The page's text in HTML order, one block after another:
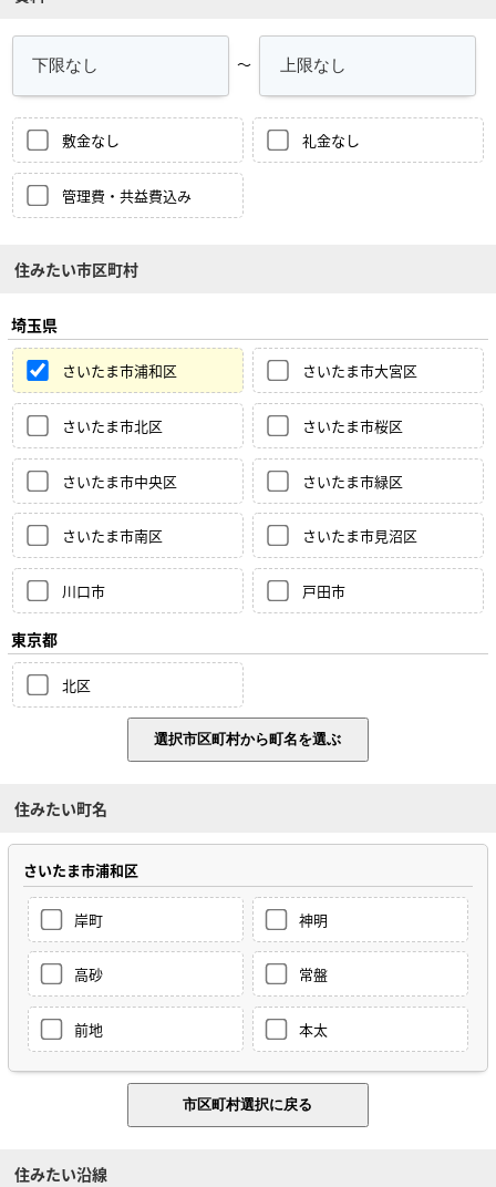
～
敷金なし 礼金なし
管理費・共益費込み
住みたい市区町村
埼玉県
さいたま市浦和区 さいたま市大宮区
さいたま市北区 さいたま市桜区
さいたま市中央区 さいたま市緑区
さいたま市南区 さいたま市見沼区
川口市 戸田市
東京都
北区
住みたい町名
さいたま市浦和区
岸町 神明
高砂 常盤
前地 本太
住みたい沿線